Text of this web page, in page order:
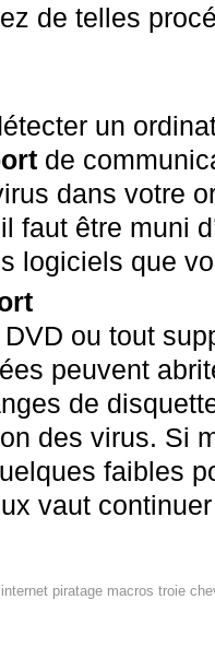
de telles
un
de
dans votre
faut être muni
logiciels que
DVD ou tout
peuvent
de
des virus. Si
faibles
vaut
internet piratage macros troie